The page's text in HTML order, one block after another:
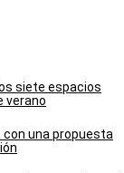
siete espacios
verano
con una propuesta